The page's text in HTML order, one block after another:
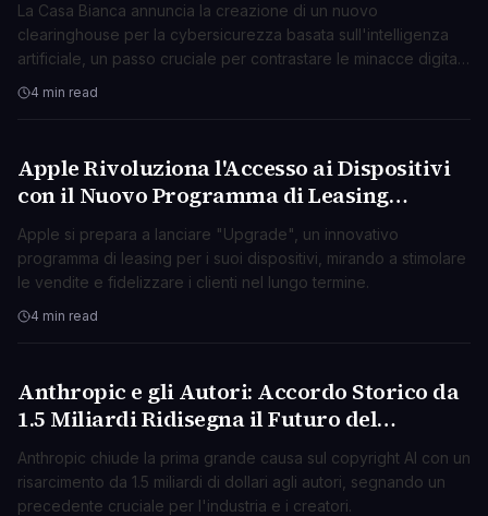
La Casa Bianca annuncia la creazione di un nuovo
clearinghouse per la cybersicurezza basata sull'intelligenza
artificiale, un passo cruciale per contrastare le minacce digitali
emergenti.
4 min read
TECNOLOGIA
Apple Rivoluziona l'Accesso ai Dispositivi
con il Nuovo Programma di Leasing
"Upgrade"
Apple si prepara a lanciare "Upgrade", un innovativo
programma di leasing per i suoi dispositivi, mirando a stimolare
le vendite e fidelizzare i clienti nel lungo termine.
4 min read
TECNOLOGIA
Anthropic e gli Autori: Accordo Storico da
1.5 Miliardi Ridisegna il Futuro del
Copyright AI
Anthropic chiude la prima grande causa sul copyright AI con un
risarcimento da 1.5 miliardi di dollari agli autori, segnando un
precedente cruciale per l'industria e i creatori.